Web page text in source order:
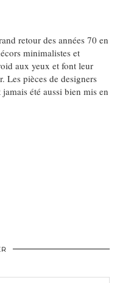
retour des années 70 en
minimalistes et
aux yeux et font leur
Les pièces de designers
été aussi bien mis en